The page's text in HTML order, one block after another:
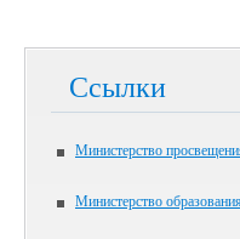
Ссылки
Министерство
Министерство